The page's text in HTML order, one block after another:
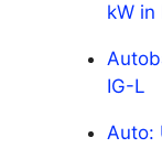
kW in
IG-L
Auto: